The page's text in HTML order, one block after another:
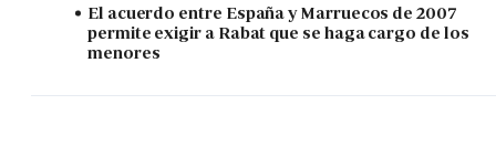
El acuerdo entre España y Marruecos de 2007
permite exigir a Rabat que se haga cargo de los
menores